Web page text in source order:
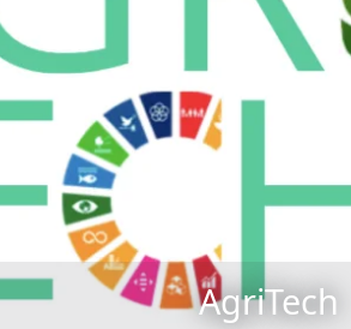
AgriTech